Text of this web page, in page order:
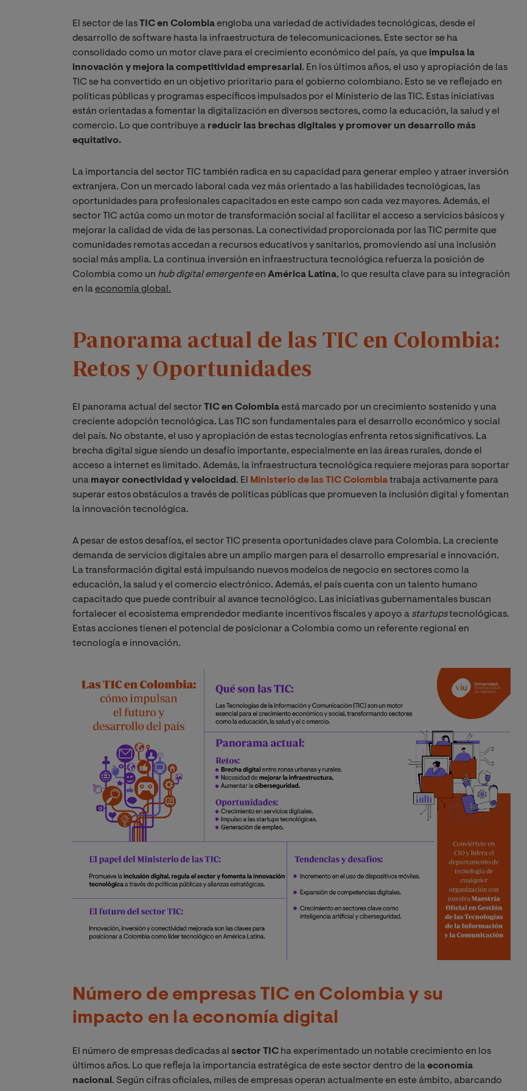
El sector de lasTICen Colombiaengloba una variedad de actividades tecnológicas, desde el
desarrollo de software hasta la infraestructura de telecomunicaciones. Este sector se ha
consolidado como un motor clave para el crecimiento económico del país, ya que impulsa la
innovación y mejora la competitividad empresarial . En los últimos años, el uso y apropiación de las
TIC se ha convertido en un objetivo prioritario para el gobierno colombiano. Esto se ve reflejado en
políticas públicas y programas específicos impulsados por el Ministerio de las TIC. Estas iniciativas
están orientadas a fomentar la digitalización en diversos sectores, como la educación, la salud y el
comercio. Lo que contribuye a reducir las brechas digitales y promover un desarrollo más
equitativo.
La importancia del sector TIC también radica en su capacidad para generar empleo y atraer inversión
extranjera. Con un mercado laboral cada vez más orientado a las habilidades tecnológicas, las
oportunidades para profesionales capacitados en este campo son cada vez mayores. Además, el
sector TIC actúa como un motor de transformación social al facilitar el acceso a servicios básicos y
mejorar la calidad de vida de las personas. La conectividad proporcionada por las TIC permite que
comunidades remotas accedan a recursos educativos y sanitarios, promoviendo así una inclusión
social más amplia. La continua inversión en infraestructura tecnológica refuerza la posición de
Colombia como un hub digital emergenteen América Latina, lo que resulta clave para su integración
en laeconomía global.
Panorama actual de las TIC en Colombia:
Retos y Oportunidades
El panorama actual del sectorTIC en Colombiaestá marcado por un crecimiento sostenido y una
creciente adopción tecnológica. Las TIC son fundamentales para el desarrollo económico y social
del país. No obstante, el uso y apropiación de estas tecnologías enfrenta retos significativos. La
brecha digital sigue siendo un desafío importante, especialmente en las áreas rurales, donde el
acceso a internet es limitado. Además, la infraestructura tecnológica requiere mejoras para soportar
una mayor conectividad y velocidad . El Ministerio de las TIC Colombiatrabaja activamente para
superar estos obstáculos a través de políticas públicas que promueven la inclusión digital y fomentan
la innovación tecnológica.
A pesar de estos desafíos, el sector TIC presenta oportunidades clave para Colombia. La creciente
demanda de servicios digitales abre un amplio margen para el desarrollo empresarial e innovación.
La transformación digital está impulsando nuevos modelos de negocio en sectores como la
educación, la salud y el comercio electrónico. Además, el país cuenta con un talento humano
capacitado que puede contribuir al avance tecnológico. Las iniciativas gubernamentales buscan
fortalecer el ecosistema emprendedor mediante incentivos fiscales y apoyo a startups tecnológicas.
Estas acciones tienen el potencial de posicionar a Colombia como un referente regional en
tecnología e innovación.
Número de empresas TIC en Colombia y su
impacto en la economía digital
El número de empresas dedicadas al sector TIC ha experimentado un notable crecimiento en los
últimos años. Lo que refleja la importancia estratégica de este sector dentro de laeconomía
nacional. Según cifras oficiales, miles de empresas operan actualmente en este ámbito, abarcando